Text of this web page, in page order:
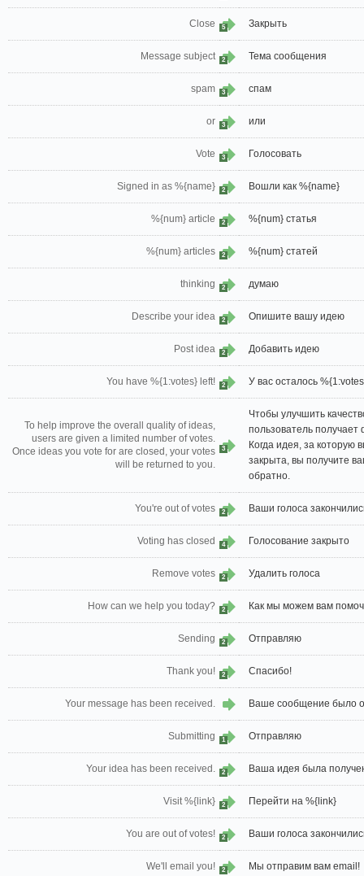
Close 5 Закрыть
Message subject 2 Тема сообщения
spam 3 спам
or 3 или
Vote 3 Голосовать
Signed in as %{name} 2 Вошли как %{name}
%{num} article 2 %{num} статья
%{num} articles 2 %{num} статей
thinking 2 думаю
Describe your idea 2 Опишите вашу идею
Post idea 2 Добавить идею
You have %{1:votes} left! 2 У вас осталось
To help improve the overall quality of ideas,
users are given a limited number of votes.
Once ideas you vote for are closed, your votes
will be returned to you.
3
Чтобы улучшить
пользователь получает
Когда идея, за которую
закрыта, вы получите
обратно.
You're out of votes 2 Ваши голоса
Voting has closed 4 Голосование закрыто
Remove votes 2 Удалить голоса
How can we help you today? 2 Как мы можем вам
Sending 2 Отправляю
Thank you! 2 Спасибо!
Your message has been received. Ваше сообщение было
Submitting 1 Отправляю
Your idea has been received. 2 Ваша идея была
Visit %{link} 2 Перейти на %{link}
You are out of votes! 2 Ваши голоса
We'll email you! 2 Мы отправим вам email!